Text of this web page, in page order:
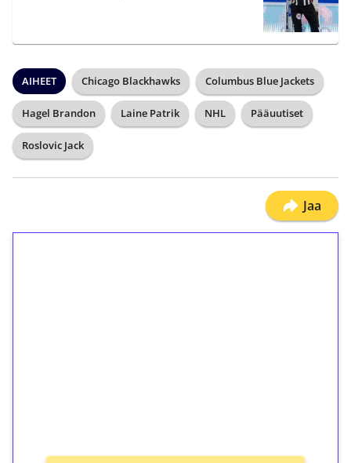
AIHEET Chicago Blackhawks Columbus Blue Jackets
Hagel Brandon Laine Patrik NHL Pääuutiset
Roslovic Jack
Jaa